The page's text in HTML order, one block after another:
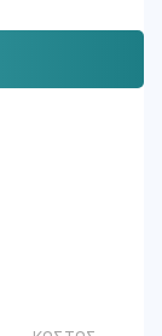
κόστος,
τους
για